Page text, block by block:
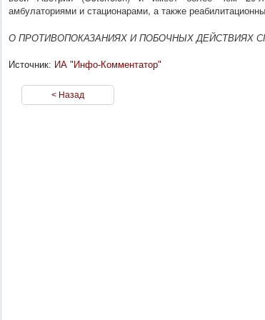
амбулаториями и стационарами, а также
О ПРОТИВОПОКАЗАНИЯХ И ПОБОЧНЫХ ДЕЙСТВИЯХ
Источник: ИА "Инфо-Комментатор"
< Назад